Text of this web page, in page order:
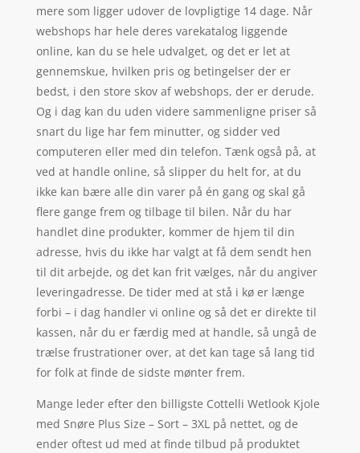
mere som ligger udover de lovpligtige 14 dage. Når
webshops har hele deres varekatalog liggende
online, kan du se hele udvalget, og det er let at
gennemskue, hvilken pris og betingelser der er
bedst, i den store skov af webshops, der er derude.
Og i dag kan du uden videre sammenligne priser så
snart du lige har fem minutter, og sidder ved
computeren eller med din telefon. Tænk også på, at
ved at handle online, så slipper du helt for, at du
ikke kan bære alle din varer på én gang og skal gå
flere gange frem og tilbage til bilen. Når du har
handlet dine produkter, kommer de hjem til din
adresse, hvis du ikke har valgt at få dem sendt hen
til dit arbejde, og det kan frit vælges, når du angiver
leveringadresse. De tider med at stå i kø er længe
forbi – i dag handler vi online og så det er direkte til
kassen, når du er færdig med at handle, så ungå de
trælse frustrationer over, at det kan tage så lang tid
for folk at finde de sidste mønter frem.
Mange leder efter den billigste Cottelli Wetlook Kjole
med Snøre Plus Size – Sort – 3XL på nettet, og de
ender oftest ud med at finde tilbud på produktet